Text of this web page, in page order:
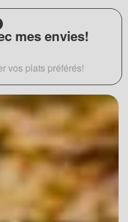
mes envies!
vos plats préférés!